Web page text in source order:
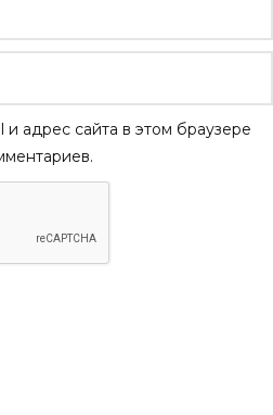
адрес сайта в этом браузере